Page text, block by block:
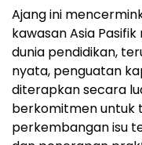
Ajang ini
kawasan Asia
dunia pendidikan,
nyata, penguatan
diterapkan secara
berkomitmen untuk
perkembangan isu